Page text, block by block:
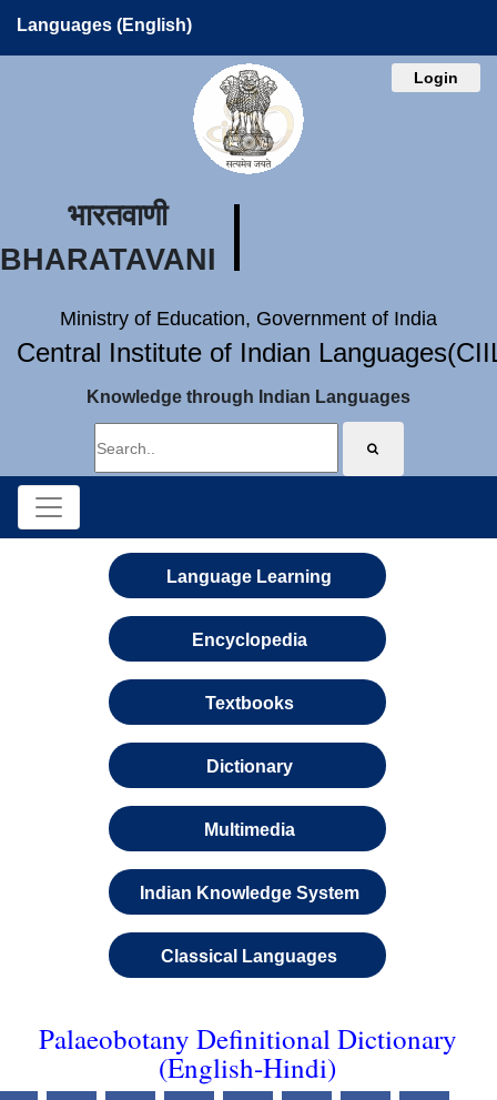
Languages (English)
Login
भारतवाणी
BHARATAVANI
Ministry of Education, Government of India
Central Institute of Indian
Knowledge through Indian Languages
Language Learning
Encyclopedia
Textbooks
Dictionary
Multimedia
Indian Knowledge System
Classical Languages
Palaeobotany Definitional Dictionary
(English-Hindi)